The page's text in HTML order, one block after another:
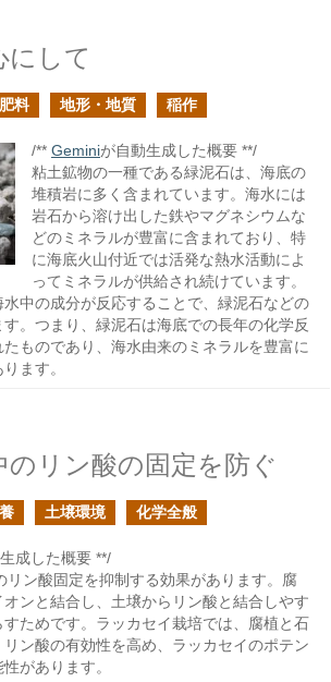
にして
料 地形・地質 稲作
/** Geminiが自動生成した概要 **/
粘土鉱物の一種である緑泥石は、海底の
堆積岩に多く含まれています。海水には
岩石から溶け出した鉄やマグネシウムな
どのミネラルが豊富に含まれており、特
に海底火山付近では活発な熱水活動によ
ってミネラルが供給され続けています。
中の成分が反応することで、緑泥石などの
。つまり、緑泥石は海底での長年の化学反
ものであり、海水由来のミネラルを豊富に
ます。
のリン酸の固定を防ぐ
土壌環境 化学全般
成した概要 **/
リン酸固定を抑制する効果があります。腐
ンと結合し、土壌からリン酸と結合しやす
ためです。ラッカセイ栽培では、腐植と石
ン酸の有効性を高め、ラッカセイのポテン
があります。